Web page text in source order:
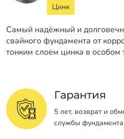
Цинк
Самый надёжный и
свайного фундамента от
тонким слоем цинка в
Гарантия
5 лет, возврат и
службы